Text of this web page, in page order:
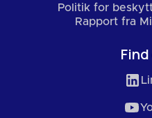
Politik for
Rapport fra